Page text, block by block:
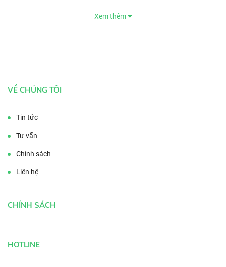
cho không gian sống hoặc công trình của mình.
Xem thêm
VỀ CHÚNG TÔI
Tin tức
Tư vấn
Chính sách
Liên hệ
CHÍNH SÁCH
HOTLINE